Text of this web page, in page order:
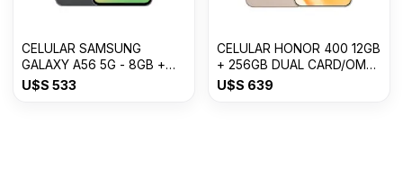
CELULAR SAMSUNG
GALAXY A56 5G - 8GB +
256GB Awesome Graphite
U$S 533
CELULAR HONOR 400 12GB
+ 256GB DUAL CARD/OM
USDESERT GOLD
U$S 639